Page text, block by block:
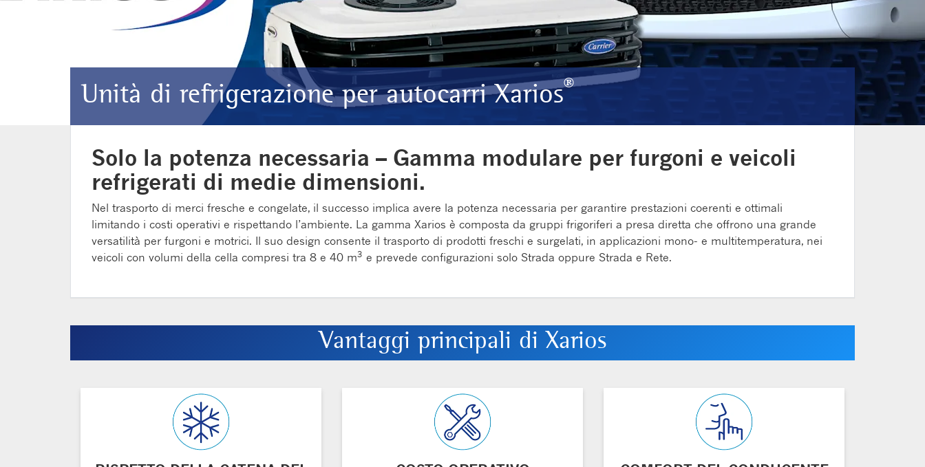
Unità di refrigerazione per autocarri Xarios®
Solo la potenza necessaria – Gamma modulare per furgoni e veicoli
refrigerati di medie dimensioni.
Nel trasporto di merci fresche e congelate, il successo implica avere la potenza necessaria per garantire prestazioni coerenti e ottimali
limitando i costi operativi e rispettando l’ambiente. La gamma Xarios è composta da gruppi frigoriferi a presa diretta che offrono una grande
versatilità per furgoni e motrici. Il suo design consente il trasporto di prodotti freschi e surgelati, in applicazioni mono- e multitemperatura, nei
veicoli con volumi della cella compresi tra 8 e 40 m3 e prevede configurazioni solo Strada oppure Strada e Rete.
Vantaggi principali di Xarios